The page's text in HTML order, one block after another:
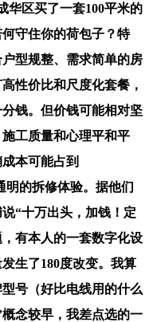
华区买了一套100平米的
守住你的荷包子？特
型规整、需求简单的房
性价比和尺度化套餐，
钱。但价钱可能相对坚
工质量和心理平和平
本可能占到
明的拆修体验。据他们
“十万出头，加钱！定
有本人的一套数字化设
生了180度改变。我算
号（好比电线用的什么
念较早，我差点选的一